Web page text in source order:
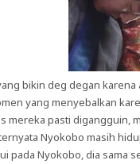
bikin deg degan karena
yang menyebalkan
mereka pasti digangguin,
Nyokobo masih
pada Nyokobo, dia sama